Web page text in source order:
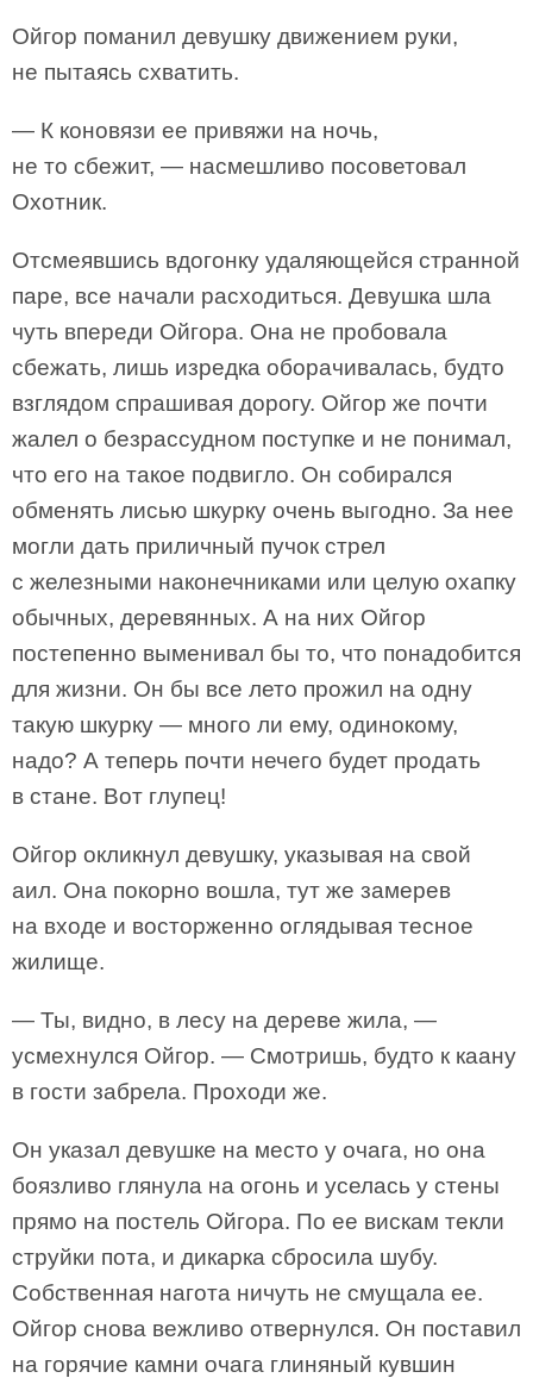
Ойгор поманил девушку движением руки,
не пытаясь схватить.
— К коновязи ее привяжи на ночь,
не то сбежит, — насмешливо посоветовал
Охотник.
Отсмеявшись вдогонку удаляющейся странной
паре, все начали расходиться. Девушка шла
чуть впереди Ойгора. Она не пробовала
сбежать, лишь изредка оборачивалась, будто
взглядом спрашивая дорогу. Ойгор же почти
жалел о безрассудном поступке и не понимал,
что его на такое подвигло. Он собирался
обменять лисью шкурку очень выгодно. За нее
могли дать приличный пучок стрел
с железными наконечниками или целую охапку
обычных, деревянных. А на них Ойгор
постепенно выменивал бы то, что понадобится
для жизни. Он бы все лето прожил на одну
такую шкурку — много ли ему, одинокому,
надо? А теперь почти нечего будет продать
в стане. Вот глупец!
Ойгор окликнул девушку, указывая на свой
аил. Она покорно вошла, тут же замерев
на входе и восторженно оглядывая тесное
жилище.
— Ты, видно, в лесу на дереве жила, —
усмехнулся Ойгор. — Смотришь, будто к каану
в гости забрела. Проходи же.
Он указал девушке на место у очага, но она
боязливо глянула на огонь и уселась у стены
прямо на постель Ойгора. По ее вискам текли
струйки пота, и дикарка сбросила шубу.
Собственная нагота ничуть не смущала ее.
Ойгор снова вежливо отвернулся. Он поставил
на горячие камни очага глиняный кувшин